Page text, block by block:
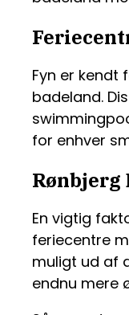
Fyn er
badeland.
for enhver
Rønbjerg
En vigtig
feriecentre
muligt ud af
endnu mere